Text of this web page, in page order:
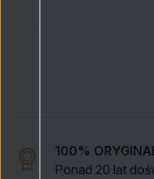
100%
Ponad 20 lat